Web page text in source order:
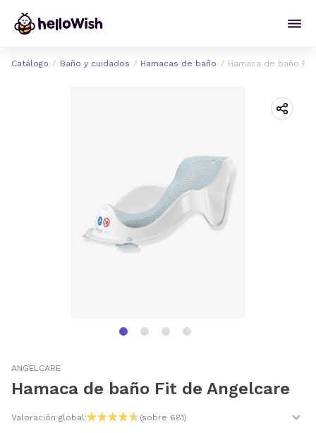
Catálogo Baño y cuidados Hamacas de baño Hamaca de baño
ANGELCARE
Hamaca de baño Fit de Angelcare
Valoración global: (sobre 681)